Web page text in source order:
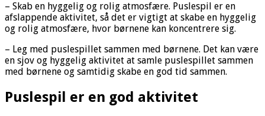
– Skab en hyggelig og rolig atmosfære. Puslespil er en
afslappende aktivitet, så det er vigtigt at skabe en hyggelig
og rolig atmosfære, hvor børnene kan koncentrere sig.
– Leg med puslespillet sammen med børnene. Det kan være
en sjov og hyggelig aktivitet at samle puslespillet sammen
med børnene og samtidig skabe en god tid sammen.
Puslespil er en god aktivitet